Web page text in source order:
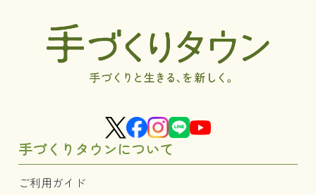
手づくりタウンについて
ご利用ガイド